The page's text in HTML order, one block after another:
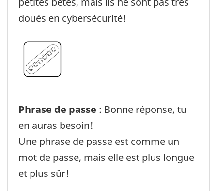
doués en cybersécurité!
Phrase de passe : Bonne réponse, tu
en auras besoin!
Une phrase de passe est comme un
mot de passe, mais elle est plus longue
et plus sûr!